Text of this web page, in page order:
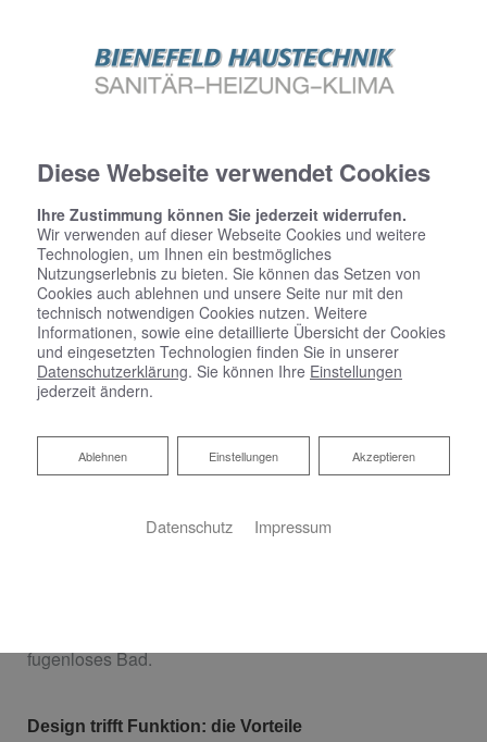
Fugenloses Bad
Ihr Bad soll etwas Besonderes sein? Sie haben keine
fugenloses Bad.
Design trifft Funktion: die Vorteile
Diese Webseite verwendet Cookies
Ihre Zustimmung können Sie jederzeit widerrufen.
Wir verwenden auf dieser Webseite Cookies und weitere
Technologien, um Ihnen ein bestmögliches
Nutzungserlebnis zu bieten. Sie können das Setzen von
Cookies auch ablehnen und unsere Seite nur mit den
technisch notwendigen Cookies nutzen. Weitere
Informationen, sowie eine detaillierte Übersicht der Cookies
und eingesetzten Technologien finden Sie in unserer
Datenschutzerklärung. Sie können Ihre Einstellungen
jederzeit ändern.
Akzeptieren
Einstellungen
Ablehnen
Ablehnen
Datenschutz Impressum